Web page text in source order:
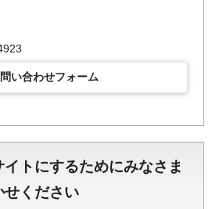
い合わせフォーム
トにするためにみなさま
せください